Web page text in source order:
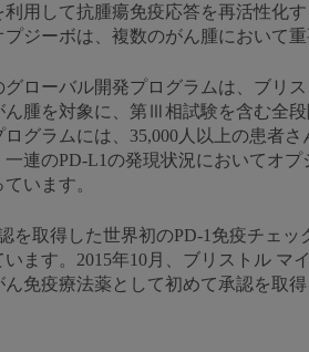
用して抗腫瘍免疫応答を再活性化
ジーボは、複数のがん腫において
ローバル開発プログラムは、ブリ
腫を対象に、第Ⅲ相試験を含む全
グラムには、35,000人以上の患者
連のPD-L1の発現状況においてオ
います。
を取得した世界初のPD-1免疫チェ
ます。2015年10月、ブリストル
免疫療法薬として初めて承認を取